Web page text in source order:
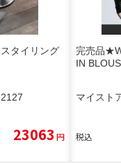
タイリング
2127
23063 円
完売品
IN
マイスト
税込